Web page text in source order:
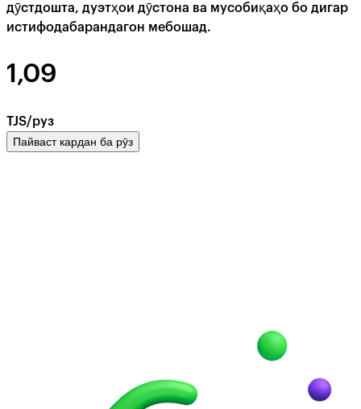
дӯстдошта, дуэтҳои дӯстона ва мусобиқаҳо бо дигар
истифодабарандагон мебошад.
1,09
TJS/руз
Пайваст кардан ба рӯз